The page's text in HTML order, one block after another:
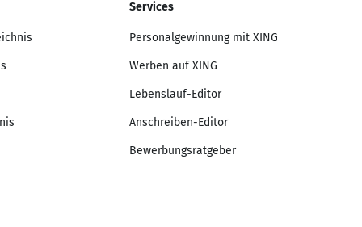
Services
Personalgewinnung mit XING
Werben auf XING
Lebenslauf-Editor
Anschreiben-Editor
Bewerbungsratgeber